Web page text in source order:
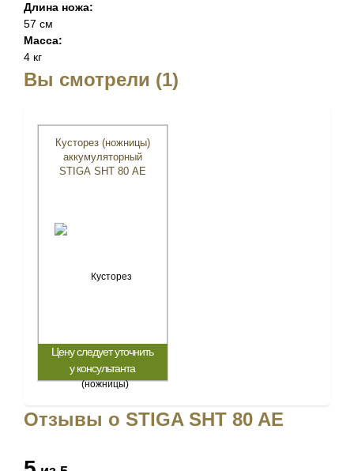
Длина ножа:
57 см
Масса:
4 кг
Вы смотрели (1)
Кусторез (ножницы)
аккумуляторный
STIGA SHT 80 AE
Цену следует уточнить
у консультанта
Отзывы о STIGA SHT 80 AE